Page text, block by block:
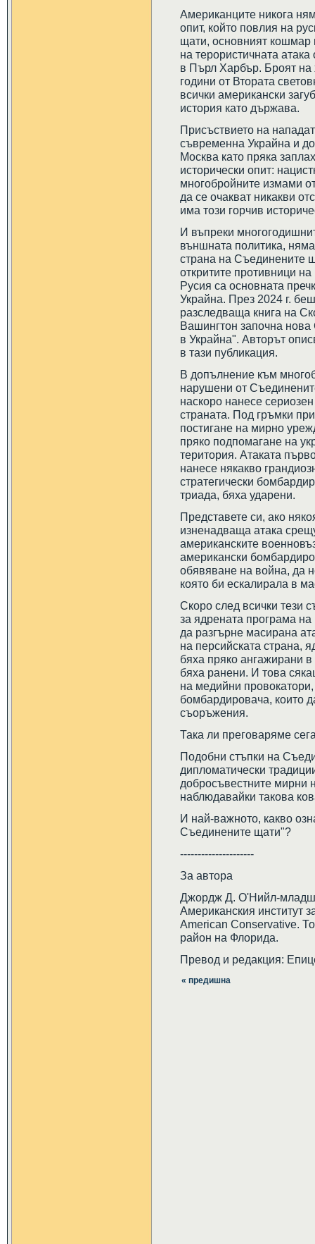
Американците никога
опит, който повлия на
щати, основният кошмар
на терористичната
в Пърл Харбър. Броят на
години от Втората
всички американски
история като държава.
Присъствието на
съвременна Украйна и
Москва като пряка
исторически опит:
многобройните измами
да се очакват никакви
има този горчив
И въпреки
външната политика,
страна на Съединените
откритите противници
Русия са основната
Украйна. През 2024 г.
разследваща книга на
Вашингтон започна нова
в Украйна". Авторът
в тази публикация.
В допълнение към
нарушени от
наскоро нанесе
страната. Под гръмки
постигане на мирно
пряко подпомагане на
територия. Атаката
нанесе някакво
стратегически
триада, бяха ударени.
Представете си, ако
изненадваща атака
американските
американски
обявяване на война, да
която би ескалирала в
Скоро след всички тези
за ядрената програма
да разгърне масирана
на персийската страна,
бяха пряко ангажирани
бяха ранени. И това
на медийни
бомбардировача, които
съоръжения.
Така ли преговаряме
Подобни стъпки на
дипломатически
добросъвестните мирни
наблюдавайки такова
И най-важното, какво
Съединените щати"?
---------------------
За автора
Джордж Д. О'Нийл-
Американския институт
American Conservative.
район на Флорида.
Превод и редакция:
« предишна